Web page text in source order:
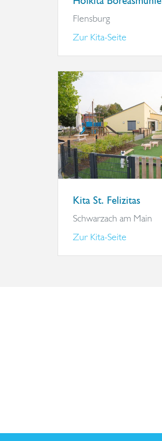
Flensburg
Zur Kita-Seite
Kita St. Felizitas
Schwarzach am Main
Zur Kita-Seite